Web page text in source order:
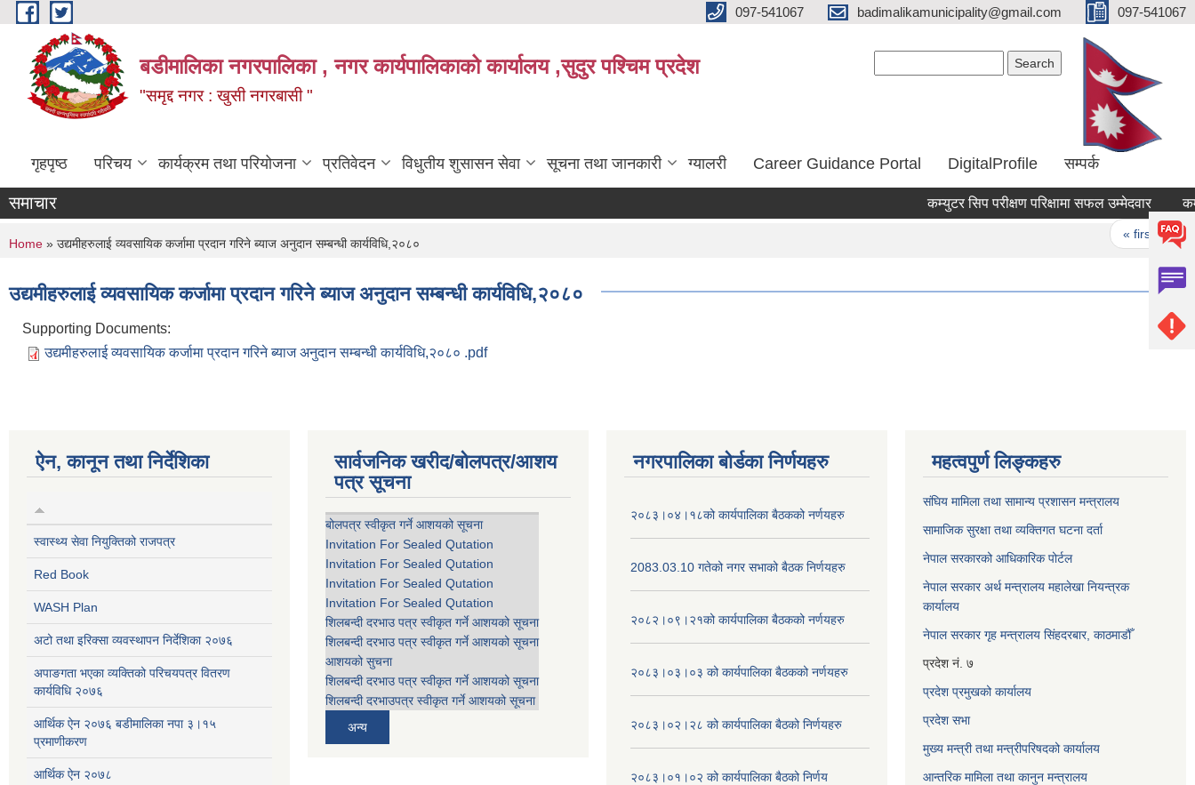
Skip to main content 097-541067 badimalikamunicipality@gmail.com 097-541067
बडीमालिका नगरपालिका , नगर कार्यपालिकाको कार्यालय ,सुदुर पश्चिम प्रदेश
"समृद्द नगर : खुसी नगरबासी "
गृहपृष्ठ परिचय कार्यक्रम तथा परियोजना प्रतिवेदन विधुतीय शुसासन सेवा सूचना तथा जानकारी ग्यालरी Career Guidance Portal DigitalProfile सम्पर्क
समाचार कम्युटर सिप परीक्षण परिक्षामा सफल उम्मेदवार
« first ‹
You are here
Home » उद्यमीहरुलाई व्यवसायिक कर्जामा प्रदान गरिने ब्याज अनुदान सम्बन्धी कार्यविधि,२०८०
उद्यमीहरुलाई व्यवसायिक कर्जामा प्रदान गरिने ब्याज अनुदान सम्बन्धी कार्यविधि,२०८०
Supporting Documents:
उद्यमीहरुलाई व्यवसायिक कर्जामा प्रदान गरिने ब्याज अनुदान सम्बन्धी कार्यविधि,२०८० .pdf
ऐन, कानून तथा निर्देशिका
स्वास्थ्य सेवा नियुक्तिको राजपत्र
Red Book
WASH Plan
अटो तथा इरिक्सा व्यवस्थापन निर्देशिका २०७६
अपाङगता भएका व्यक्तिको परिचयपत्र वितरण
कार्यविधि २०७६
आर्थिक ऐन २०७६ बडीमालिका नपा ३।१५
प्रमाणीकरण
आर्थिक ऐन २०७८
सार्वजनिक खरीद/बोलपत्र/आशय
पत्र सूचना
बोलपत्र स्वीकृत गर्ने आशयको सूचना
Invitation For Sealed Qutation
Invitation For Sealed Qutation
Invitation For Sealed Qutation
Invitation For Sealed Qutation
शिलबन्दी दरभाउ पत्र स्वीकृत गर्ने आशयको सूचना
शिलबन्दी दरभाउ पत्र स्वीकृत गर्ने आशयको सूचना
आशयको सुचना
शिलबन्दी दरभाउ पत्र स्वीकृत गर्ने आशयको सूचना
शिलबन्दी दरभाउपत्र स्वीकृत गर्ने आशयको सूचना
अन्य
नगरपालिका बोर्डका निर्णयहरु
२०८३।०४।१८को कार्यपालिका बैठकको नर्णयहरु
2083.03.10 गतेको नगर सभाको बैठक निर्णयहरु
२०८२।०९।२१को कार्यपालिका बैठकको नर्णयहरु
२०८३।०३।०३ को कार्यपालिका बैठकको नर्णयहरु
२०८३।०२।२८ को कार्यपालिका बैठको निर्णयहरु
२०८३।०१।०२ को कार्यपालिका बैठको निर्णय
महत्वपुर्ण लिङ्कहरु
संघिय मामिला तथा सामान्य प्रशासन मन्त्रालय
सामाजिक सुरक्षा तथा व्यक्तिगत घटना दर्ता
नेपाल सरकारको आधिकारिक पोर्टल
नेपाल सरकार अर्थ मन्त्रालय महालेखा नियन्त्रक
कार्यालय
नेपाल सरकार गृह मन्त्रालय सिंहदरबार, काठमाडौँ
प्रदेश नं. ७
प्रदेश प्रमुखको कार्यालय
प्रदेश सभा
मुख्य मन्त्री तथा मन्त्रीपरिषदको कार्यालय
आन्तरिक मामिला तथा कानुन मन्त्रालय